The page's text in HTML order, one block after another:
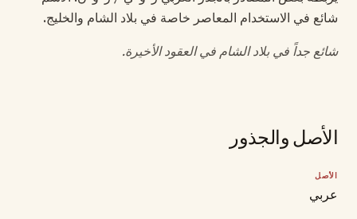
شائع في الاستخدام المعاصر خاصة في بلاد الشام والخليج.
شائع جداً في بلاد الشام في العقود الأخيرة.
الأصل والجذور
الأصل
عربي